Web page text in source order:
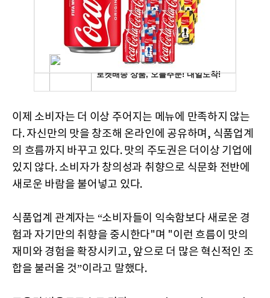
이제 소비자는 더 이상 주어지는 메뉴에 만족하지 않는
다. 자신만의 맛을 창조해 온라인에 공유하며, 식품업계
의 흐름까지 바꾸고 있다. 맛의 주도권은 더이상 기업에
있지 않다. 소비자가 창의성과 취향으로 식문화 전반에
새로운 바람을 불어넣고 있다.
식품업계 관계자는 “소비자들이 익숙함보다 새로운 경
험과 자기만의 취향을 중시한다"며 "이런 흐름이 맛의
재미와 경험을 확장시키고, 앞으로 더 많은 혁신적인 조
합을 불러올 것”이라고 말했다.